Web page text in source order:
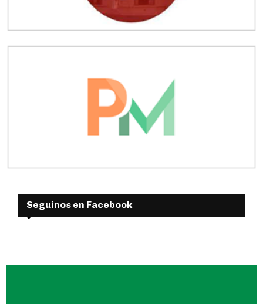
Seguinos en Facebook